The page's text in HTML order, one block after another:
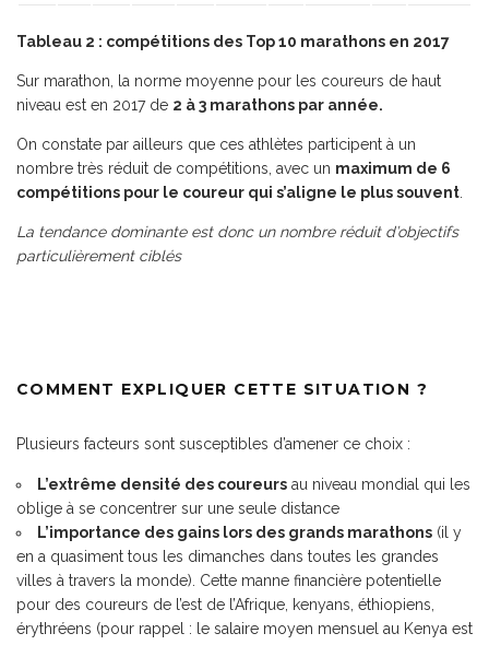
Tableau 2 : compétitions des Top 10 marathons en 2017
Sur marathon, la norme moyenne pour les coureurs de haut
niveau est en 2017 de 2 à 3 marathons par année.
On constate par ailleurs que ces athlètes participent à un
nombre très réduit de compétitions, avec un maximum de 6
compétitions pour le coureur qui s’aligne le plus souvent
La tendance dominante est donc un nombre réduit d’objectifs
particulièrement ciblés
COMMENT EXPLIQUER CETTE SITUATION ?
Plusieurs facteurs sont susceptibles d’amener ce choix :
L’extrême densité des coureurs au niveau mondial qui les
oblige à se concentrer sur une seule distance
L’importance des gains lors des grands marathons (il y
en a quasiment tous les dimanches dans toutes les grandes
villes à travers la monde). Cette manne financière potentielle
pour des coureurs de l’est de l’Afrique, kenyans, éthiopiens,
érythréens (pour rappel : le salaire moyen mensuel au Kenya est